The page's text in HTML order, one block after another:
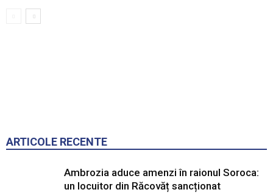
ARTICOLE RECENTE
Ambrozia aduce amenzi în raionul Soroca:
un locuitor din Răcovăț sancționat